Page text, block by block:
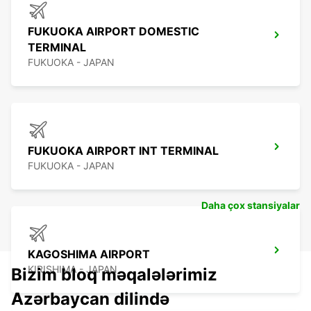
FUKUOKA AIRPORT DOMESTIC
TERMINAL
FUKUOKA - JAPAN
FUKUOKA AIRPORT INT TERMINAL
FUKUOKA - JAPAN
KAGOSHIMA AIRPORT
KIRISHIMA - JAPAN
Daha çox stansiyalar
Bizim bloq məqalələrimiz
Azərbaycan dilində